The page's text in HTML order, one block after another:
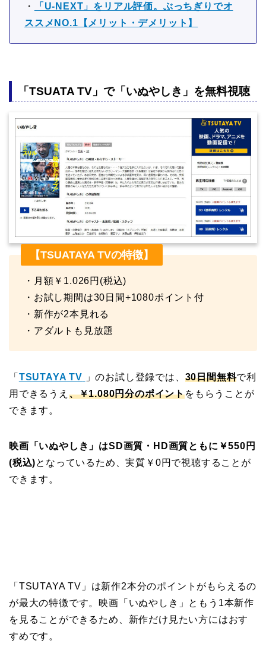
・
「U-NEXT」をリアル評価。ぶっちぎりでオ
ススメNO.1【メリット・デメリット】
「TSUATA TV」で「いぬやしき」を無料視聴
【TSUATAYA TVの特徴】
・月額￥1.026円(税込)
・お試し期間は30日間+1080ポイント付
・新作が2本見れる
・アダルトも見放題
「 TSUTAYA TV 」のお試し登録では、 30日間無料で利
用できるうえ 、￥1.080円分のポイントをもらうことが
できます。
映画「いぬやしき」はSD画質・HD画質ともに￥550円
(税込)となっているため、実質￥0円で視聴することが
できます。
「TSUTAYA TV」は新作2本分のポイントがもらえるの
が最大の特徴です。映画「いぬやしき」ともう1本新作
を見ることができるため、新作だけ見たい方にはおす
すめです。